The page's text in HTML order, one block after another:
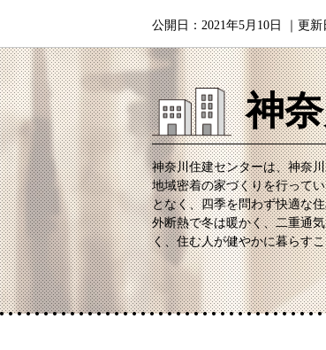
公開日： 2021年5月10日 ｜更新
神
神奈川住建センターは、神奈
地域密着の家づくりを行って
となく、四季を問わず快適な
外断熱で冬は暖かく、二重通
く、住む人が健やかに暮らす